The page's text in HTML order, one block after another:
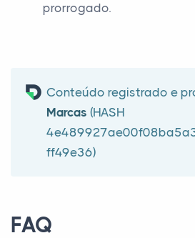
prorrogado.
Conteúdo registrado e
Marcas (HASH
ff49e36)
FAQ